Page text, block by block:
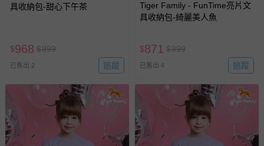
具收納包-甜心下午茶
$968 $999
已售出 2 追蹤
Tiger Family - FunTime亮片文
具收納包-綺麗美人魚
$871 $999
已售出 4 追蹤